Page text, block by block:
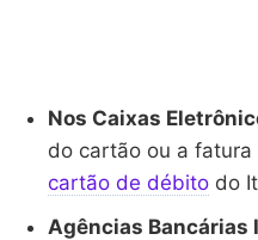
Nos Caixas
do cartão ou a
cartão de débito do
Agências Bancárias